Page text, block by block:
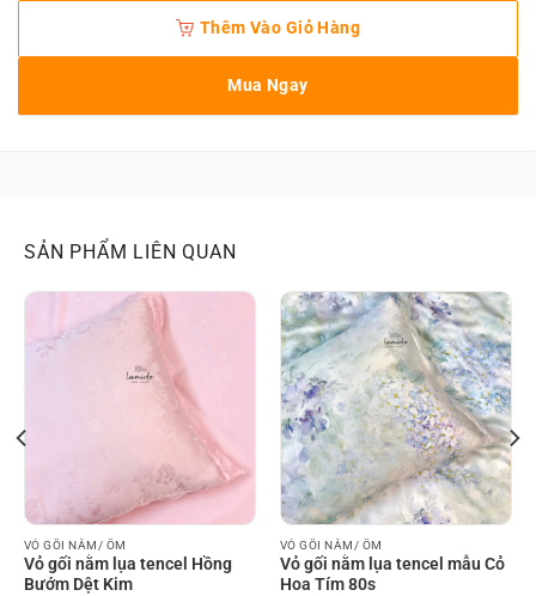
Thêm Vào Giỏ Hàng
Mua Ngay
SẢN PHẨM LIÊN QUAN
VỎ GỐI NẰM/ ÔM
Vỏ gối nằm lụa tencel Hồng
Bướm Dệt Kim
VỎ GỐI NẰM/ ÔM
Vỏ gối nằm lụa tencel mẫu Cỏ
Hoa Tím 80s